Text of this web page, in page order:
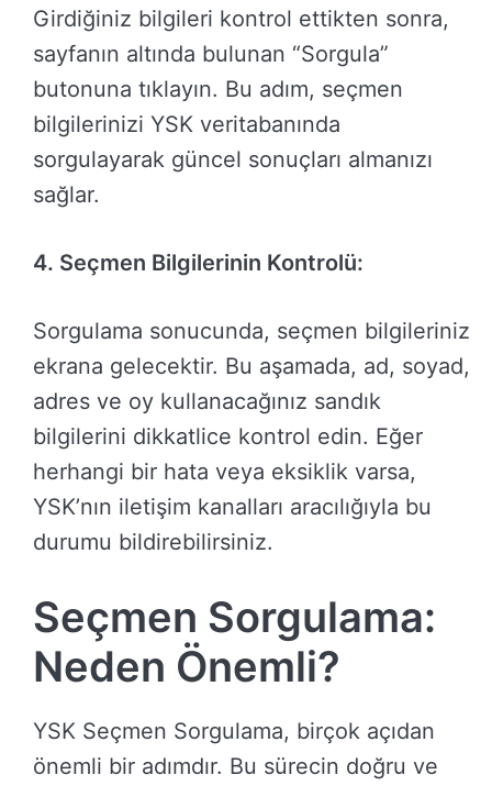
Girdiğiniz bilgileri kontrol ettikten sonra,
sayfanın altında bulunan “Sorgula”
butonuna tıklayın. Bu adım, seçmen
bilgilerinizi YSK veritabanında
sorgulayarak güncel sonuçları almanızı
sağlar.
4. Seçmen Bilgilerinin Kontrolü:
Sorgulama sonucunda, seçmen bilgileriniz
ekrana gelecektir. Bu aşamada, ad, soyad,
adres ve oy kullanacağınız sandık
bilgilerini dikkatlice kontrol edin. Eğer
herhangi bir hata veya eksiklik varsa,
YSK’nın iletişim kanalları aracılığıyla bu
durumu bildirebilirsiniz.
Seçmen Sorgulama:
Neden Önemli?
YSK Seçmen Sorgulama, birçok açıdan
önemli bir adımdır. Bu sürecin doğru ve